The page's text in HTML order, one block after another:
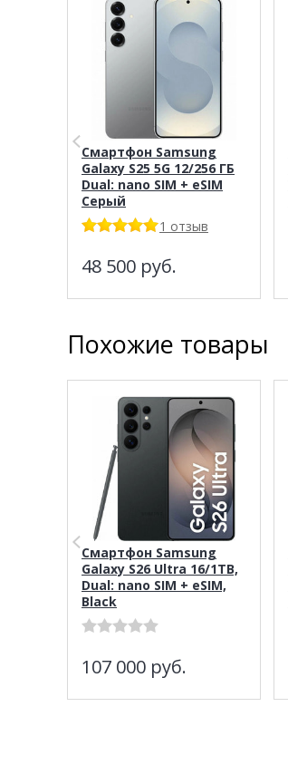
Смартфон Samsung
Galaxy S25 5G 12/256 ГБ
Dual: nano SIM + eSIM
Серый
1 отзыв
48 500 руб.
Похожие товары
Смартфон Samsung
Galaxy S26 Ultra 16/1TB,
Dual: nano SIM + eSIM,
Black
107 000 руб.